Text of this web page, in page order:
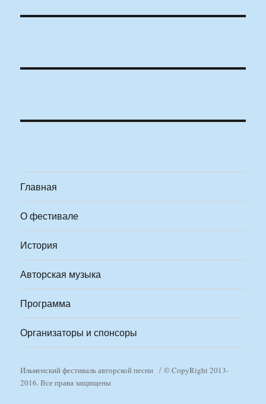
Главная
О фестивале
История
Авторская музыка
Программа
Организаторы и спонсоры
Ильменский фестиваль авторской песни
© CopyRight 2013-
2016. Все права защищены